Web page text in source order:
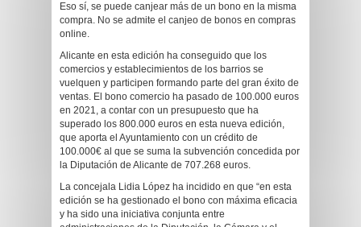
Eso sí, se puede canjear más de un bono en la misma
compra. No se admite el canjeo de bonos en compras
online.
Alicante en esta edición ha conseguido que los
comercios y establecimientos de los barrios se
vuelquen y participen formando parte del gran éxito de
ventas. El bono comercio ha pasado de 100.000 euros
en 2021, a contar con un presupuesto que ha
superado los 800.000 euros en esta nueva edición,
que aporta el Ayuntamiento con un crédito de
100.000€ al que se suma la subvención concedida por
la Diputación de Alicante de 707.268 euros.
La concejala Lidia López ha incidido en que “en esta
edición se ha gestionado el bono con máxima eficacia
y ha sido una iniciativa conjunta entre